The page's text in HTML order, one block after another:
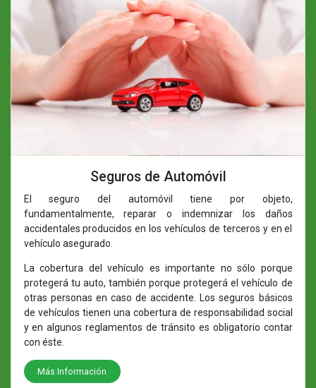
Seguros de Automóvil
El seguro del automóvil tiene por objeto,
fundamentalmente, reparar o indemnizar los daños
accidentales producidos en los vehículos de terceros y en el
vehículo asegurado.
La cobertura del vehículo es importante no sólo porque
protegerá tu auto, también porque protegerá el vehículo de
otras personas en caso de accidente. Los seguros básicos
de vehículos tienen una cobertura de responsabilidad social
y en algunos reglamentos de tránsito es obligatorio contar
con éste.
Más Información